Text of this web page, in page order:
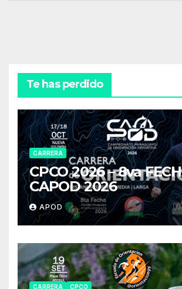
Te has perdido
CARRERA
CPCO 2026 – 8va
CAPOD 2026
APOD
CARRERA CPCO